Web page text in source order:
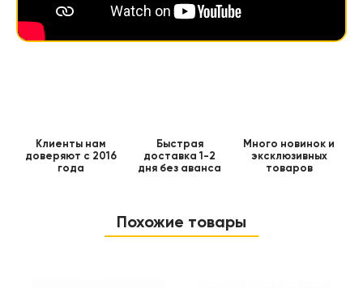
Клиенты нам
доверяют с 2016
года
Быстрая
доставка 1-2
дня без аванса
Много новинок и
эксклюзивных
товаров
Похожие товары